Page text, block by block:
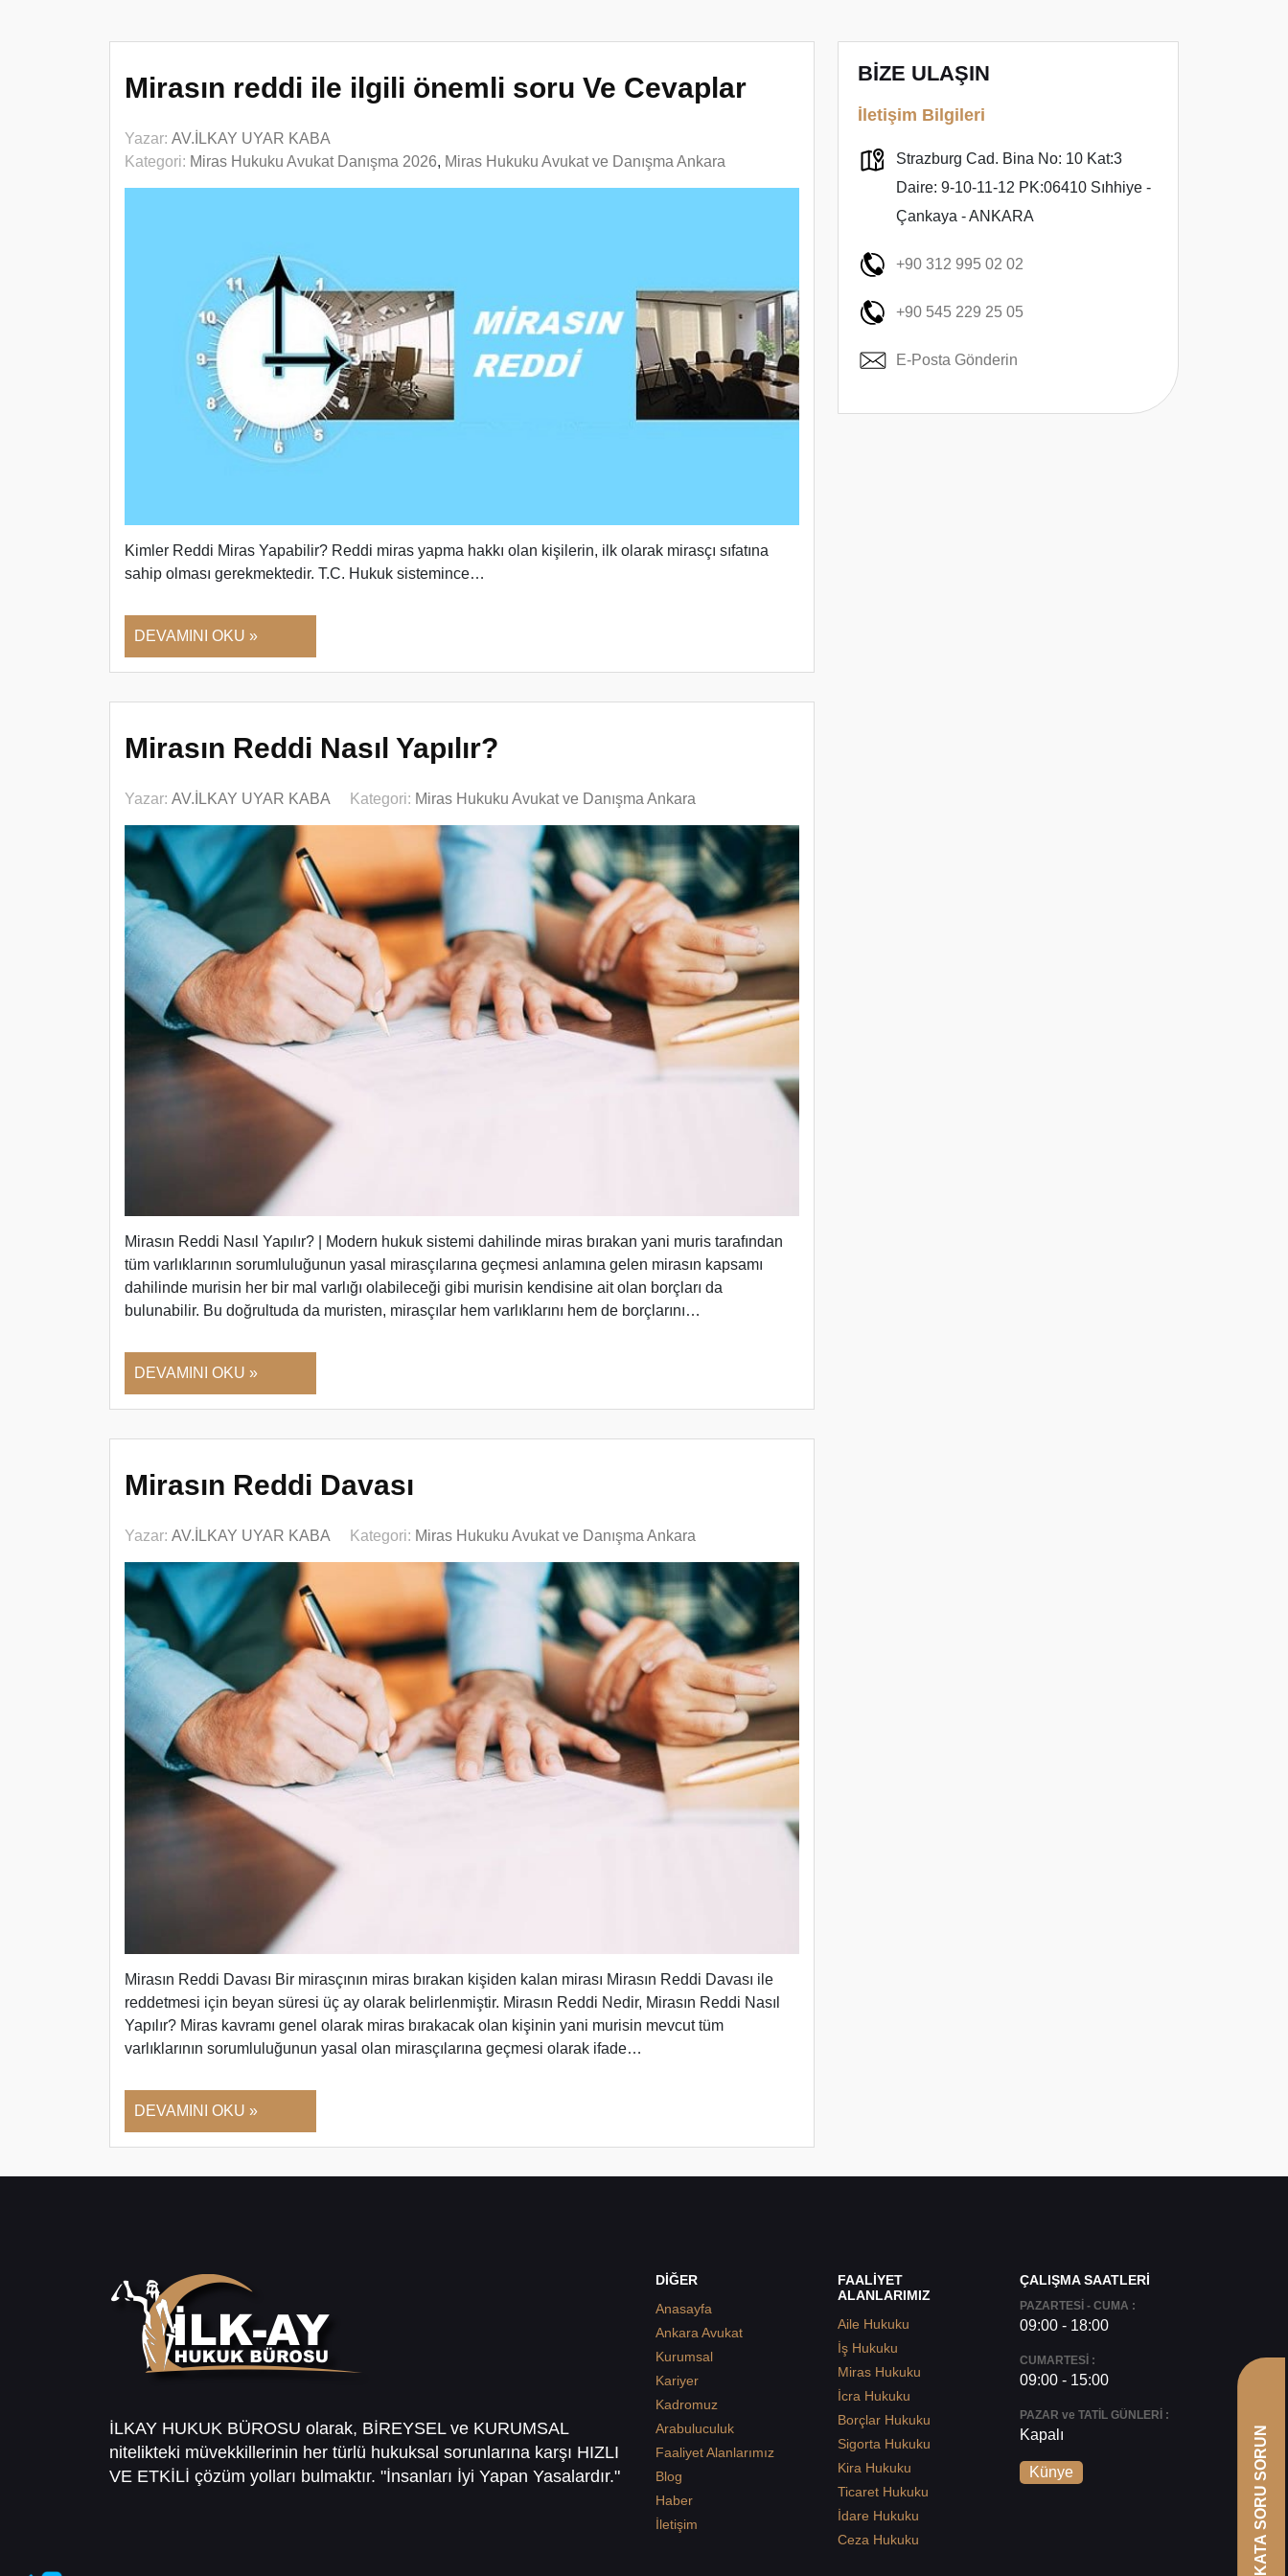
Mirasın reddi ile ilgili önemli soru Ve Cevaplar
Yazar: AV.İLKAY UYAR KABA
Kategori: Miras Hukuku Avukat Danışma 2026, Miras Hukuku Avukat ve Danışma Ankara
Kimler Reddi Miras Yapabilir? Reddi miras yapma hakkı olan kişilerin, ilk olarak mirasçı sıfatına
sahip olması gerekmektedir. T.C. Hukuk sistemince…
DEVAMINI OKU »
Mirasın Reddi Nasıl Yapılır?
Yazar: AV.İLKAY UYAR KABA Kategori: Miras Hukuku Avukat ve Danışma Ankara
Mirasın Reddi Nasıl Yapılır? | Modern hukuk sistemi dahilinde miras bırakan yani muris tarafından
tüm varlıklarının sorumluluğunun yasal mirasçılarına geçmesi anlamına gelen mirasın kapsamı
dahilinde murisin her bir mal varlığı olabileceği gibi murisin kendisine ait olan borçları da
bulunabilir. Bu doğrultuda da muristen, mirasçılar hem varlıklarını hem de borçlarını…
DEVAMINI OKU »
Mirasın Reddi Davası
Yazar: AV.İLKAY UYAR KABA Kategori: Miras Hukuku Avukat ve Danışma Ankara
Mirasın Reddi Davası Bir mirasçının miras bırakan kişiden kalan mirası Mirasın Reddi Davası ile
reddetmesi için beyan süresi üç ay olarak belirlenmiştir. Mirasın Reddi Nedir, Mirasın Reddi Nasıl
Yapılır? Miras kavramı genel olarak miras bırakacak olan kişinin yani murisin mevcut tüm
varlıklarının sorumluluğunun yasal olan mirasçılarına geçmesi olarak ifade…
DEVAMINI OKU »
BİZE ULAŞIN
İletişim Bilgileri
Strazburg Cad. Bina No: 10 Kat:3
Daire: 9-10-11-12 PK:06410 Sıhhiye -
Çankaya - ANKARA
+90 312 995 02 02
+90 545 229 25 05
E-Posta Gönderin
İLKAY HUKUK BÜROSU olarak, BİREYSEL ve KURUMSAL
nitelikteki müvekkillerinin her türlü hukuksal sorunlarına karşı HIZLI
VE ETKİLİ çözüm yolları bulmaktır. "İnsanları İyi Yapan Yasalardır."
DİĞER
Anasayfa
Ankara Avukat
Kurumsal
Kariyer
Kadromuz
Arabuluculuk
Faaliyet Alanlarımız
Blog
Haber
İletişim
FAALİYET
ALANLARIMIZ
Aile Hukuku
İş Hukuku
Miras Hukuku
İcra Hukuku
Borçlar Hukuku
Sigorta Hukuku
Kira Hukuku
Ticaret Hukuku
İdare Hukuku
Ceza Hukuku
ÇALIŞMA SAATLERİ
PAZARTESİ - CUMA :
09:00 - 18:00
CUMARTESİ :
09:00 - 15:00
PAZAR ve TATİL GÜNLERİ :
Kapalı
Künye AVUKATA SORU SORUN